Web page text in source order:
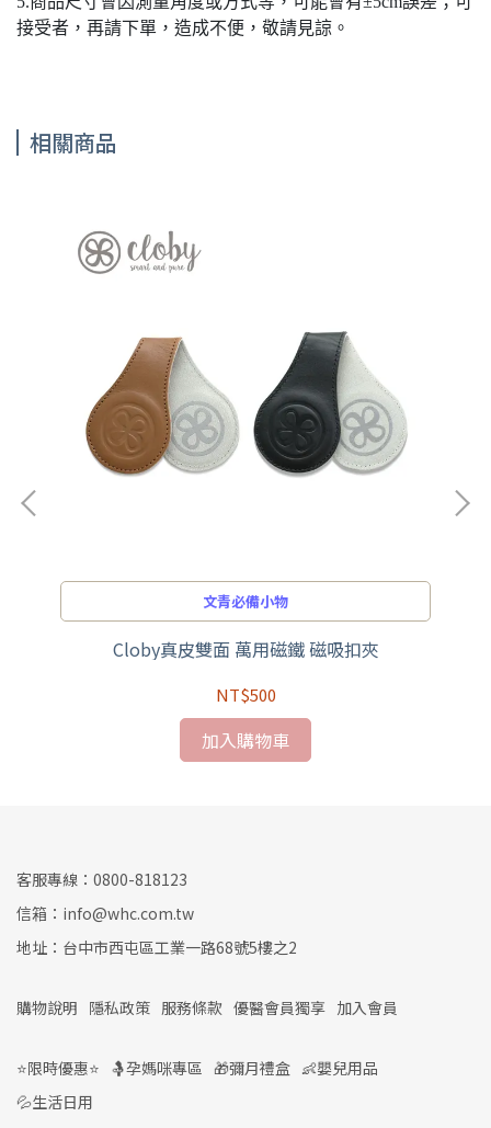
接受者，再請下單，造成不便，敬請見諒。
相關商品
文青必備小物
Cloby真皮雙面 萬用磁鐵 磁吸扣夾
NT$500
加入購物車
客服專線：0800-818123
信箱：info@whc.com.tw
地址：台中市西屯區工業一路68號5樓之2
購物說明 隱私政策 服務條款 優醫會員獨享 加入會員
⭐限時優惠⭐ 🤱孕媽咪專區 🎁彌月禮盒 👶嬰兒用品
💦生活日用